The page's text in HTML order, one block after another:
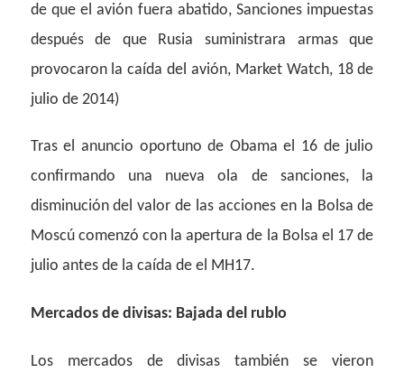
de que el avión fuera abatido, Sanciones impuestas
después de que Rusia suministrara armas que
provocaron la caída del avión, Market Watch, 18 de
julio de 2014)
Tras el anuncio oportuno de Obama el 16 de julio
confirmando una nueva ola de sanciones, la
disminución del valor de las acciones en la Bolsa de
Moscú comenzó con la apertura de la Bolsa el 17 de
julio antes de la caída de el MH17.
Mercados de divisas: Bajada del rublo
Los mercados de divisas también se vieron